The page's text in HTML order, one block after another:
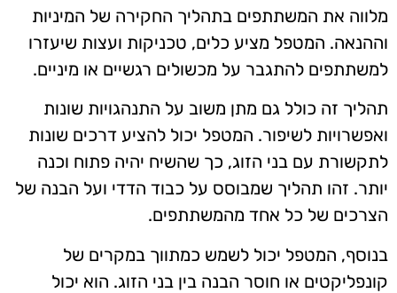
מלווה את המשתתפים בתהליך החקירה של המיניות
וההנאה. המטפל מציע כלים, טכניקות ועצות שיעזרו
למשתתפים להתגבר על מכשולים רגשיים או מיניים.
תהליך זה כולל גם מתן משוב על התנהגויות שונות
ואפשרויות לשיפור. המטפל יכול להציע דרכים שונות
לתקשורת עם בני הזוג, כך שהשיח יהיה פתוח וכנה
יותר. זהו תהליך שמבוסס על כבוד הדדי ועל הבנה של
הצרכים של כל אחד מהמשתתפים.
בנוסף, המטפל יכול לשמש כמתווך במקרים של
קונפליקטים או חוסר הבנה בין בני הזוג. הוא יכול